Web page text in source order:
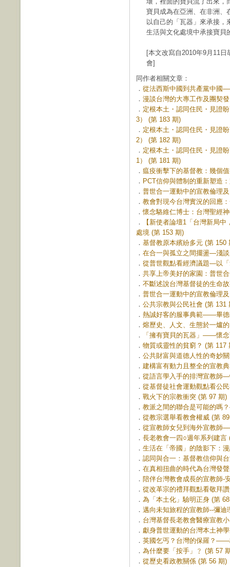
寶貝成為在亞洲、在非洲、
以自己的「瓦器」來承接
生活與文化處境中承接寶貝
[本文改寫自2010年9月11
會]
同作者相關文章：
． 從法西斯中國到共產黨中國
． 漫談台灣的大專工作及團契
． 定根本土・認同住民・見證
3） (第 183 期)
． 定根本土・認同住民・見證
2） (第 182 期)
． 定根本土・認同住民・見證
1） (第 181 期)
． 瘟疫衝擊下的基督教：幾個
． PCT信仰與體制的重新塑造
． 普世合一運動中的宣教倫理
． 教會對現今台灣實況的回應
．懷念駱維仁博士：台灣聖經
．
【新使者論壇1「台灣新局
處境 (第 153 期)
． 基督教原本繽紛多元 (第 150
． 在合一與孤立之間擺盪—淺
． 從普世觀點看經濟議題—以
． 共享上帝美好的家園：普世
． 不斷述說台灣基督徒的生命
． 普世合一運動中的宣教倫理
． 公共宗教與公民社會 (第 131
． 熱誠好客的服事典範——畢德
． 熔歷史、人文、生態於一爐
．
「擁有寶貝的瓦器」——懷
． 物質或靈性的貧窮？ (第 117
． 公共財富與道德人性的奇妙
． 建構富有動力且整全的宣教
． 從語言學入手的排灣宣教師
． 從基督徒社會運動觀點看公
． 戰火下的宗教衝突 (第 97 期)
． 教派之間的聯合是可能的嗎
． 從教宗選舉看教會權威 (第
． 從宣教師女兒到海外宣教師
． 長老教會一四○週年系列建言
． 生活在「帝國」的陰影下：
． 認同與合一：基督教信仰與
． 在真相扭曲的時代為台灣發
． 陪伴台灣教會成長的宣教師-
． 從改革宗的禮拜觀點看敬拜
． 為「本土化」驗明正身 (第
． 邁向未知旅程的宣教師--彌迪
． 台灣基督長老教會醫療宣教
． 獻身普世運動的台灣本土神
． 英國乞丐？台灣的保羅？——
． 為什麼要「按手」﹖ (第 57
． 從歷史看政教關係 (第 56 期)